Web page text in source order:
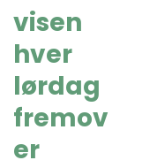
visen
hver
lørdag
fremov
er